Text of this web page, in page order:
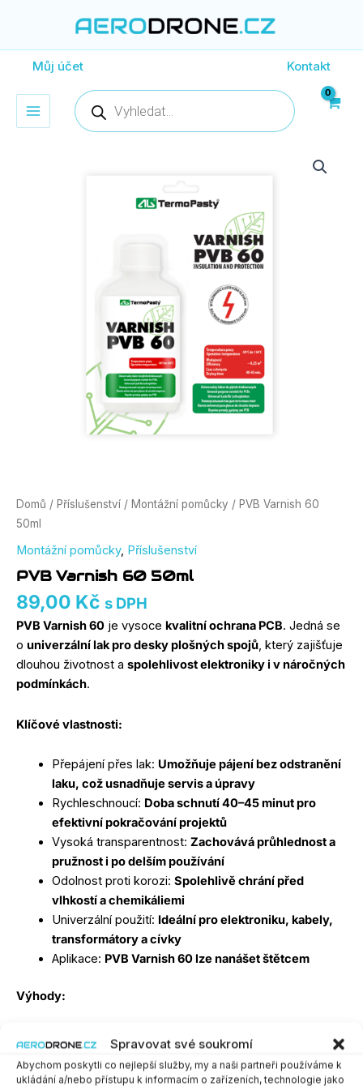
Spravovat své soukromí
Abychom poskytli co nejlepší služby, my a naši partneři používáme k
ukládání a/nebo přístupu k informacím o zařízeních, technologie jako
obsah
Můj účet Kontakt
Products
search
Domů / Příslušenství / Montážní pomůcky / PVB Varnish 60
50ml
Montážní pomůcky, Příslušenství
PVB Varnish 60 50ml
89,00 Kč s DPH
PVB Varnish 60 je vysoce kvalitní ochrana PCB. Jedná se
o univerzální lak pro desky plošných spojů, který zajišťuje
dlouhou životnost a spolehlivost elektroniky i v náročných
podmínkách.
Klíčové vlastnosti:
Přepájení přes lak: Umožňuje pájení bez odstranění
laku, což usnadňuje servis a úpravy
Rychleschnoucí: Doba schnutí 40–45 minut pro
efektivní pokračování projektů
Vysoká transparentnost: Zachovává průhlednost a
pružnost i po delším používání
Odolnost proti korozi: Spolehlivě chrání před
vlhkostí a chemikáliemi
Univerzální použití: Ideální pro elektroniku, kabely,
transformátory a cívky
Aplikace: PVB Varnish 60 lze nanášet štětcem
Výhody:
Vynikající izolace:
Ochrana proti bludným proudům a
Odolnost vůči povětrnostním vlivům:Dlouhodobá